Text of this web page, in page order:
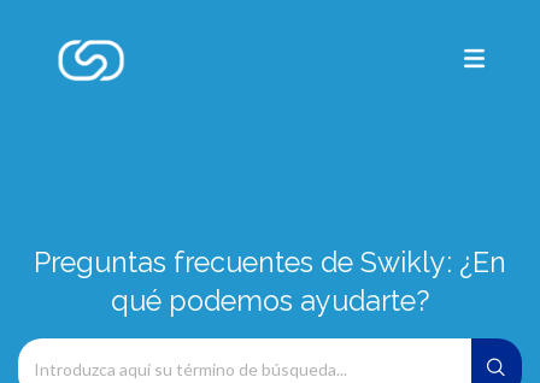
Preguntas frecuentes de Swikly: ¿En
qué podemos ayudarte?